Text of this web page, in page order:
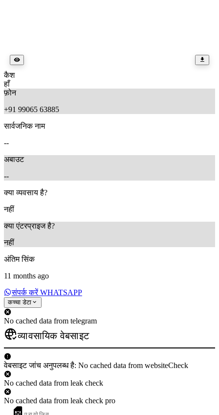
कैश
हाँ
फ़ोन
+91 99065 63885
सार्वजनिक नाम
--
अबाउट
--
क्या व्यवसाय है?
नहीं
क्या एंटरप्राइज है?
नहीं
अंतिम सिंक
11 months ago
संपर्क करें WHATSAPP
कच्चा डेटा
No cached data from telegram
व्यावसायिक वेबसाइट
वेबसाइट जांच अनुपलब्ध है: No cached data from websiteCheck
No cached data from leak check
No cached data from leak check pro